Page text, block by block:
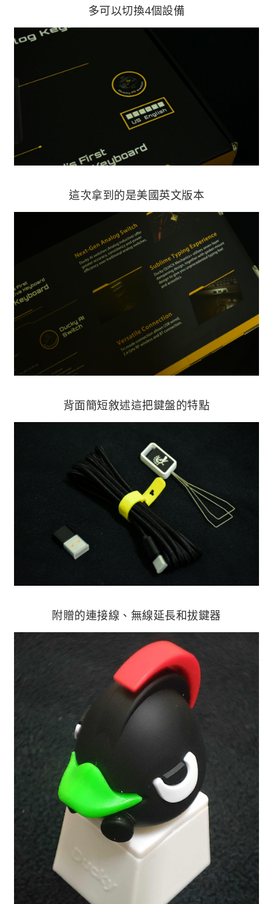
多可以切換4個設備
這次拿到的是美國英文版本
背面簡短敘述這把鍵盤的特點
附贈的連接線、無線延長和拔鍵器